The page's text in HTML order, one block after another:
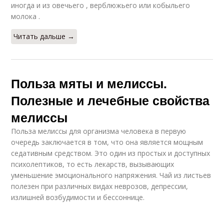
иногда и из овечьего , верблюжьего или кобыльего
молока .
Читать дальше →
Польза мяты и мелиссы.
Полезные и лечебные свойства
мелиссы
Польза мелиссы для организма человека в первую
очередь заключается в том, что она является мощным
седативным средством. Это один из простых и доступных
психолептиков, то есть лекарств, вызывающих
уменьшение эмоционального напряжения. Чай из листьев
полезен при различных видах неврозов, депрессии,
излишней возбудимости и бессоннице.